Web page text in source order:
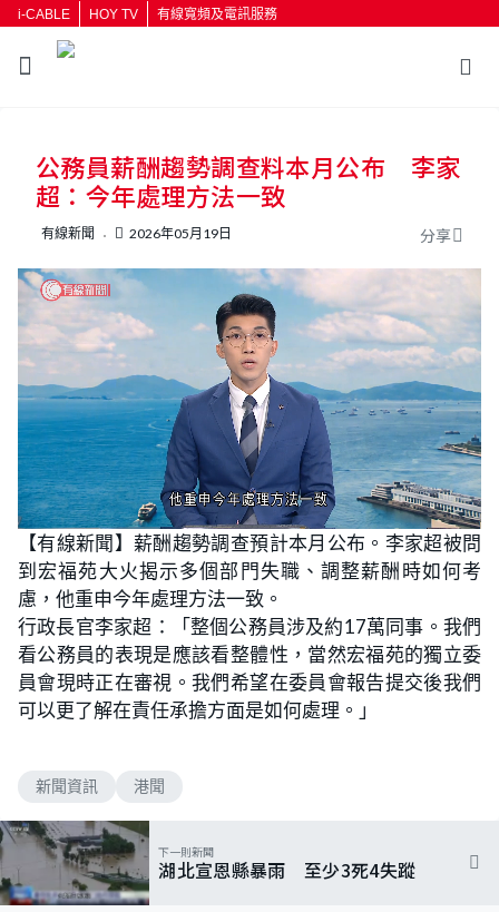
i-CABLE HOY TV 有線寬頻及電訊服務
按輸入鍵開始搜尋
公務員薪酬趨勢調查料本月公布 李家
超：今年處理方法一致
有線新聞 2026年05月19日 分享
U
n
m
t
e
o
a
d
e
d
:
5
2
1
7
【有線新聞】薪酬趨勢調查預計本月公布。李家超被問
到宏福苑大火揭示多個部門失職、調整薪酬時如何考
慮，他重申今年處理方法一致。
行政長官李家超：「整個公務員涉及約17萬同事。我們
看公務員的表現是應該看整體性，當然宏福苑的獨立委
員會現時正在審視。我們希望在委員會報告提交後我們
可以更了解在責任承擔方面是如何處理。」
新聞資訊 港聞
下一則新聞
湖北宣恩縣暴雨 至少3死4失蹤